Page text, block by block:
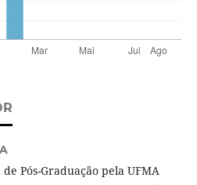
Pós-Graduação pela UFMA